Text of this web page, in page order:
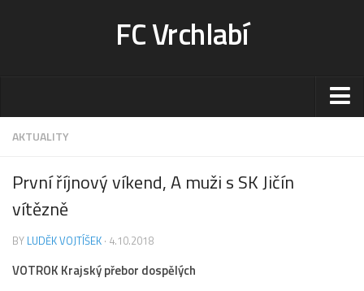
FC Vrchlabí
Stadion
Kontakt-rezervace
Ceník
Fotogalerie
Klub
AKTUALITY
První říjnový víkend, A muži s SK Jičín
vítězně
BY LUDĚK VOJTÍŠEK · 4.10.2018
VOTROK Krajský přebor dospělých